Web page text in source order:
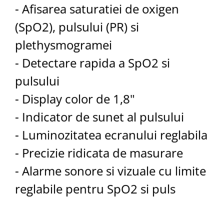
- Afisarea saturatiei de oxigen
(SpO2), pulsului (PR) si
plethysmogramei
- Detectare rapida a SpO2 si
pulsului
- Display color de 1,8"
- Indicator de sunet al pulsului
- Luminozitatea ecranului reglabila
- Precizie ridicata de masurare
- Alarme sonore si vizuale cu limite
reglabile pentru SpO2 si puls